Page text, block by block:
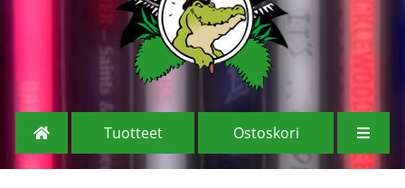
Tuotteet Ostoskori